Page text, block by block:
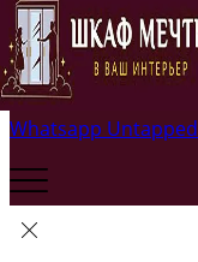
Whatsapp Untapped